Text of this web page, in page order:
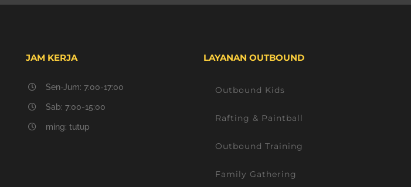
JAM KERJA
Sen-Jum: 7:00-17:00
Sab: 7:00-15:00
ming: tutup
LAYANAN OUTBOUND
Outbound Kids
Rafting & Paintball
Outbound Training
Family Gathering